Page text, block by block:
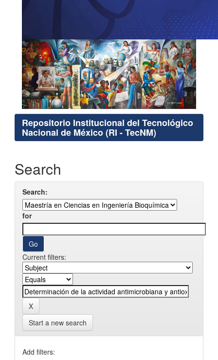
Repositorio Institucional del Tecnológico
Nacional de México (RI - TecNM)
Search
Search:
for
Current filters:
Start a new search
Add filters: